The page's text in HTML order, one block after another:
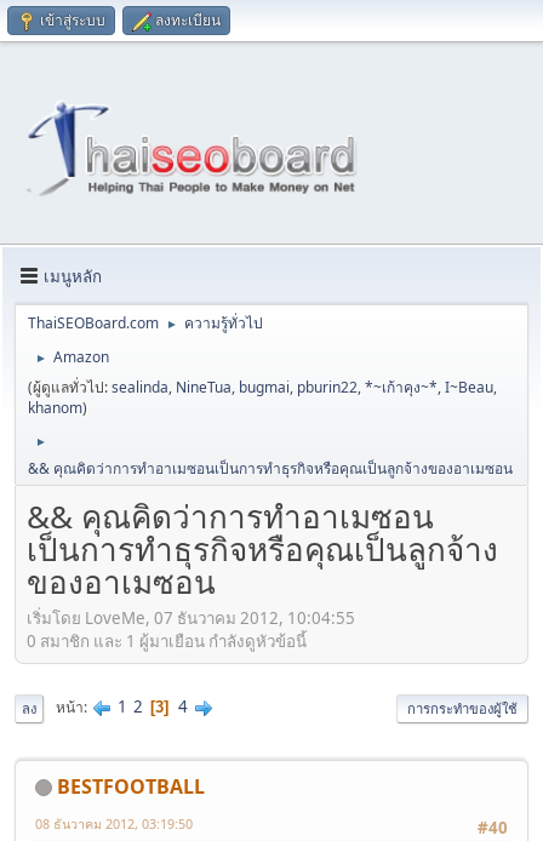
เข้าสู่ระบบ ลงทะเบียน
เมนูหลัก
ThaiSEOBoard.com ► ความรู้ทั่วไป
►
Amazon
(ผู้ดูแลทั่วไป:sealinda, NineTua, bugmai, pburin22,*~เก้าคุง~*,I~Beau,
khanom)
►
&& คุณคิดว่าการทำอาเมซอนเป็นการทำธุรกิจหรือคุณเป็นลูกจ้างของอาเมซอน
&& คุณคิดว่าการทำอาเมซอน
เป็นการทำธุรกิจหรือคุณเป็นลูกจ้าง
ของอาเมซอน
เริ่มโดย LoveMe, 07 ธันวาคม 2012, 10:04:55
0 สมาชิก และ 1 ผู้มาเยือน กำลังดูหัวข้อนี้
ลง หน้า 1 2 3 4 การกระทำของผู้ใช้
BESTFOOTBALL
#40
08 ธันวาคม 2012, 03:19:50